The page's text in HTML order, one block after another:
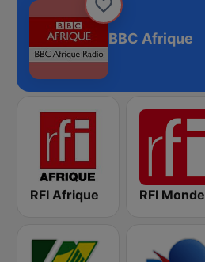
BBC Afrique
RFI Afrique RFI Monde